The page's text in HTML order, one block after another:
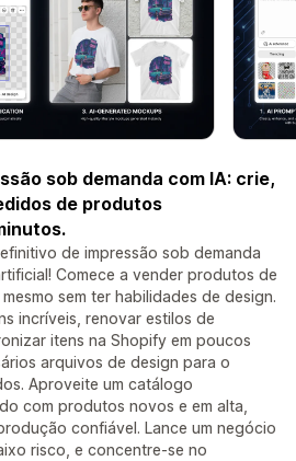
sob demanda com IA: crie,
de produtos
de impressão sob demanda
Comece a vender produtos de
sem ter habilidades de design.
incríveis, renovar estilos de
itens na Shopify em poucos
arquivos de design para o
Aproveite um catálogo
com produtos novos e em alta,
confiável. Lance um negócio
risco, e concentre-se no